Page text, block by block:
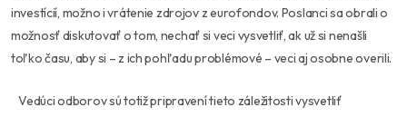
investícií, možno i vrátenie zdrojov z eurofondov. Poslanci sa obrali o
možnosť diskutovať o tom, nechať si veci vysvetliť, ak už si nenašli
toľko času, aby si – z ich pohľadu problémové – veci aj osobne overili.
Vedúci odborov sú totiž pripravení tieto záležitosti vysvetliť